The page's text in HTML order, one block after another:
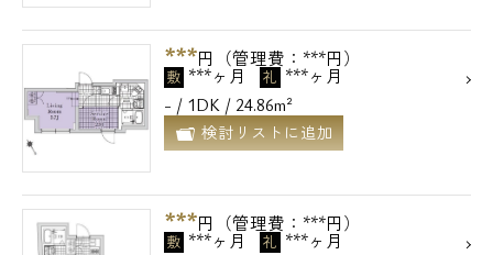
***円（管理費：***円）
敷 ***ヶ月 礼 ***ヶ月
- / 1DK / 24.86m²
検討リストに追加
***円（管理費：***円）
敷 ***ヶ月 礼 ***ヶ月